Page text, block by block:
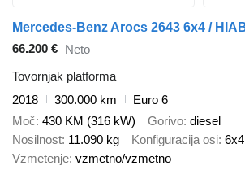
66.200 € Neto
Tovornjak platforma
2018
300.000 km
Euro 6
Moč 430 KM (316 kW) Gorivo diesel
Nosilnost 11.090 kg Konfiguracija osi 6x4
Vzmetenje vzmetno/vzmetno